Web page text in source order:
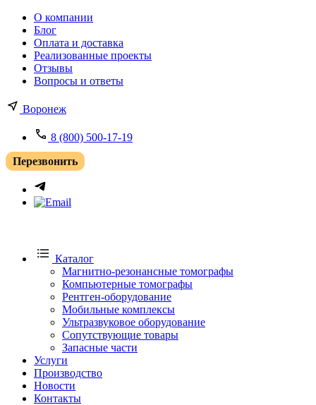
О компании
Блог
Оплата и доставка
Реализованные проекты
Отзывы
Вопросы и ответы
Воронеж
8 (800) 500-17-19
Перезвонить
Каталог
Магнитно-резонансные томографы
Компьютерные томографы
Рентген-оборудование
Мобильные комплексы
Ультразвуковое оборудование
Сопутствующие товары
Запасные части
Услуги
Производство
Новости
Контакты